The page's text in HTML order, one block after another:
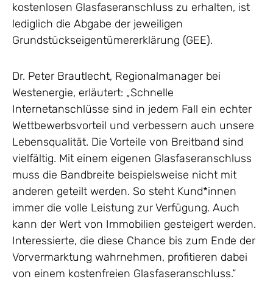
kostenlosen Glasfaseranschluss zu erhalten, ist
lediglich die Abgabe der jeweiligen
Grundstückseigentümererklärung (GEE).
Dr. Peter Brautlecht, Regionalmanager bei
Westenergie, erläutert: „Schnelle
Internetanschlüsse sind in jedem Fall ein echter
Wettbewerbsvorteil und verbessern auch unsere
Lebensqualität. Die Vorteile von Breitband sind
vielfältig. Mit einem eigenen Glasfaseranschluss
muss die Bandbreite beispielsweise nicht mit
anderen geteilt werden. So steht Kund*innen
immer die volle Leistung zur Verfügung. Auch
kann der Wert von Immobilien gesteigert werden.
Interessierte, die diese Chance bis zum Ende der
Vorvermarktung wahrnehmen, profitieren dabei
von einem kostenfreien Glasfaseranschluss.“